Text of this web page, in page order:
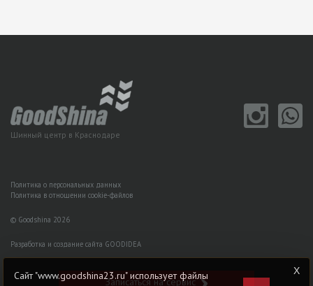
Шинный центр в Краснодаре
Политика о персональных данных
Политика в отношении cookie-файлов
© Goodshina 2026
Разработка и создание сайта GOODIDEA
Записаться на сервис
Сайт "www.goodshina23.ru" использует файлы